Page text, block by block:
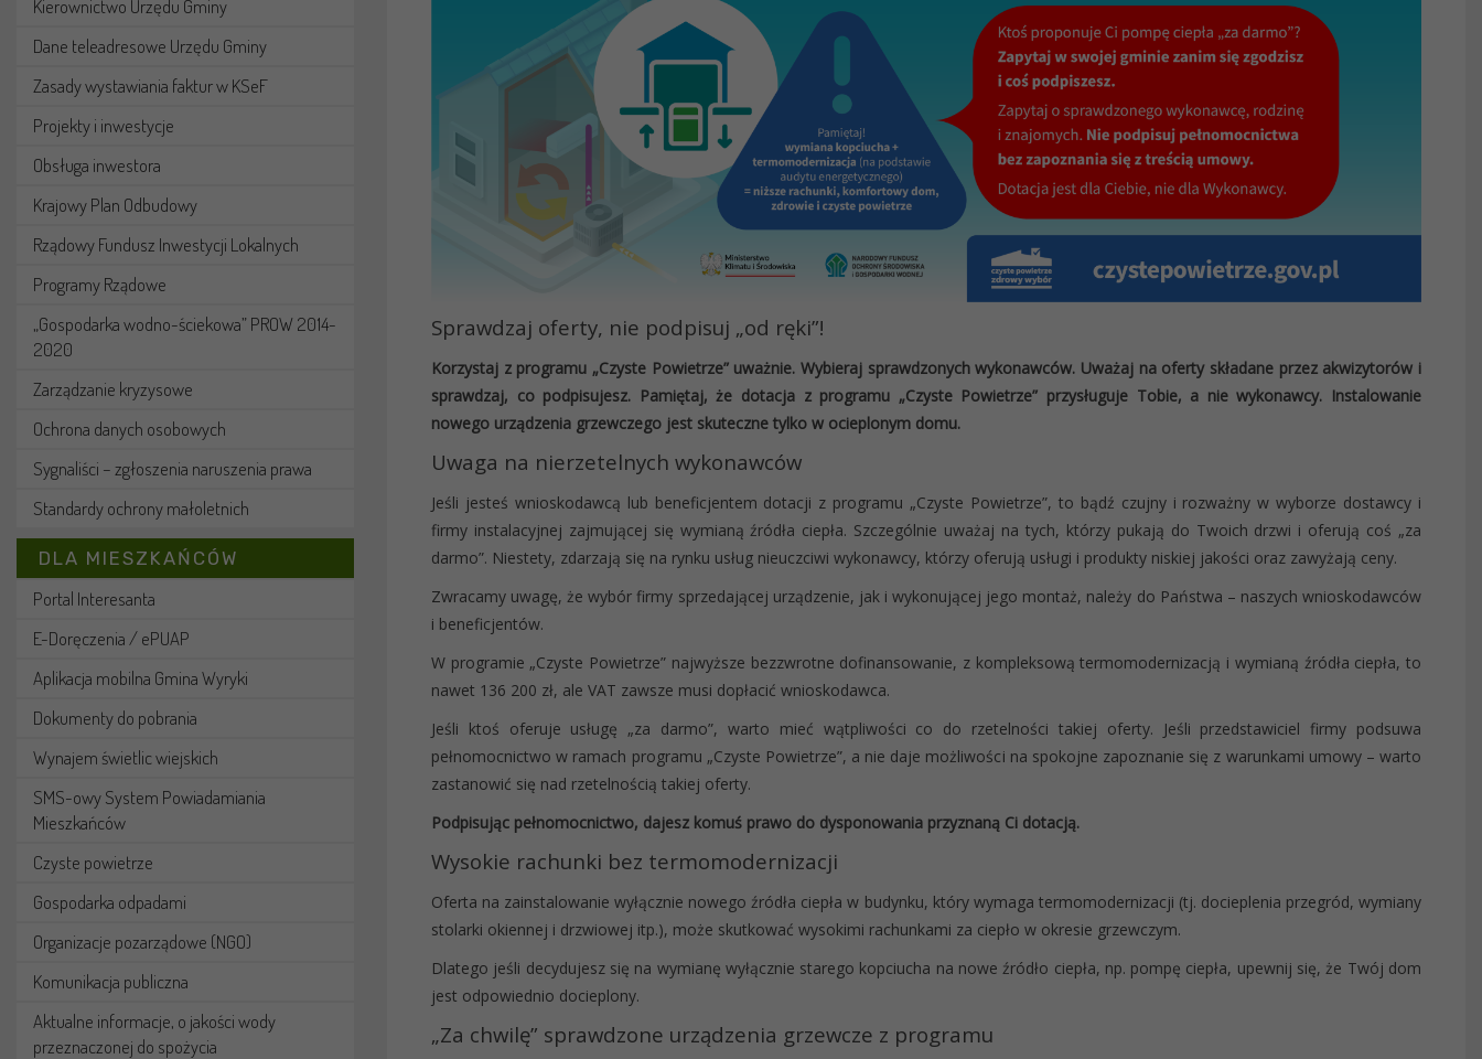
Kierownictwo Urzędu Gminy
Dane teleadresowe Urzędu Gminy
Zasady wystawiania faktur w KSeF
Projekty i inwestycje
Obsługa inwestora
Krajowy Plan Odbudowy
Rządowy Fundusz Inwestycji Lokalnych
Programy Rządowe
„Gospodarka wodno-ściekowa” PROW 2014-
2020
Zarządzanie kryzysowe
Ochrona danych osobowych
Sygnaliści – zgłoszenia naruszenia prawa
Standardy ochrony małoletnich
DLA MIESZKAŃCÓW
Portal Interesanta
E-Doręczenia / ePUAP
Aplikacja mobilna Gmina Wyryki
Dokumenty do pobrania
Wynajem świetlic wiejskich
SMS-owy System Powiadamiania
Mieszkańców
Czyste powietrze
Gospodarka odpadami
Organizacje pozarządowe (NGO)
Komunikacja publiczna
Aktualne informacje, o jakości wody
przeznaczonej do spożycia
Sprawdzaj oferty, nie podpisuj „od ręki”!
Korzystaj z programu „Czyste Powietrze” uważnie. Wybieraj sprawdzonych wykonawców. Uważaj na oferty składane przez akwizytorów i
sprawdzaj, co podpisujesz. Pamiętaj, że dotacja z programu „Czyste Powietrze” przysługuje Tobie, a nie wykonawcy. Instalowanie
nowego urządzenia grzewczego jest skuteczne tylko w ocieplonym domu.
Uwaga na nierzetelnych wykonawców
Jeśli jesteś wnioskodawcą lub beneficjentem dotacji z programu „Czyste Powietrze”, to bądź czujny i rozważny w wyborze dostawcy i
firmy instalacyjnej zajmującej się wymianą źródła ciepła. Szczególnie uważaj na tych, którzy pukają do Twoich drzwi i oferują coś „za
darmo”. Niestety, zdarzają się na rynku usług nieuczciwi wykonawcy, którzy oferują usługi i produkty niskiej jakości oraz zawyżają ceny.
Zwracamy uwagę, że wybór firmy sprzedającej urządzenie, jak i wykonującej jego montaż, należy do Państwa – naszych wnioskodawców
i beneficjentów.
W programie „Czyste Powietrze” najwyższe bezzwrotne dofinansowanie, z kompleksową termomodernizacją i wymianą źródła ciepła, to
nawet 136 200 zł, ale VAT zawsze musi dopłacić wnioskodawca.
Jeśli ktoś oferuje usługę „za darmo”, warto mieć wątpliwości co do rzetelności takiej oferty. Jeśli przedstawiciel firmy podsuwa
pełnomocnictwo w ramach programu „Czyste Powietrze”, a nie daje możliwości na spokojne zapoznanie się z warunkami umowy – warto
zastanowić się nad rzetelnością takiej oferty.
Podpisując pełnomocnictwo, dajesz komuś prawo do dysponowania przyznaną Ci dotacją.
Wysokie rachunki bez termomodernizacji
Oferta na zainstalowanie wyłącznie nowego źródła ciepła w budynku, który wymaga termomodernizacji (tj. docieplenia przegród, wymiany
stolarki okiennej i drzwiowej itp.), może skutkować wysokimi rachunkami za ciepło w okresie grzewczym.
Dlatego jeśli decydujesz się na wymianę wyłącznie starego kopciucha na nowe źródło ciepła, np. pompę ciepła, upewnij się, że Twój dom
jest odpowiednio docieplony.
„Za chwilę” sprawdzone urządzenia grzewcze z programu